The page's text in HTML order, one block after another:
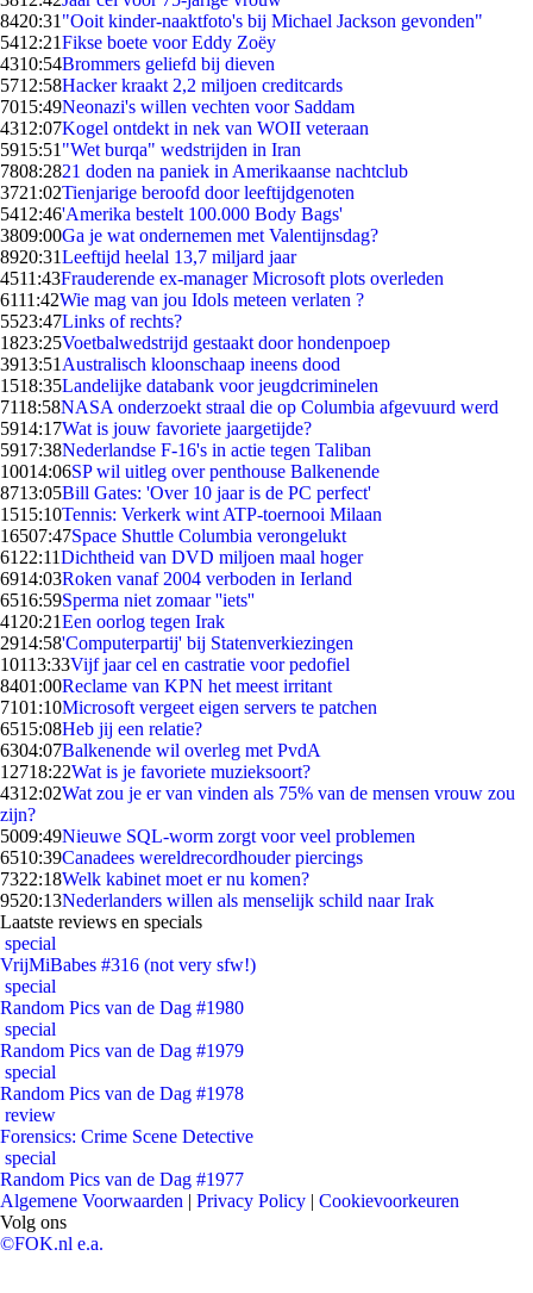
8420:31 "Ooit kinder-naaktfoto's bij Michael Jackson gevonden"
5412:21Fikse boete voor Eddy Zoëy
4310:54Brommers geliefd bij dieven
5712:58Hacker kraakt 2,2 miljoen creditcards
7015:49Neonazi's willen vechten voor Saddam
4312:07Kogel ontdekt in nek van WOII veteraan
5915:51 "Wet burqa" wedstrijden in Iran
7808:2821 doden na paniek in Amerikaanse nachtclub
3721:02Tienjarige beroofd door leeftijdgenoten
5412:46'Amerika bestelt 100.000 Body Bags'
3809:00Ga je wat ondernemen met Valentijnsdag?
8920:31Leeftijd heelal 13,7 miljard jaar
4511:43Frauderende ex-manager Microsoft plots overleden
6111:42Wie mag van jou Idols meteen verlaten ?
5523:47Links of rechts?
1823:25Voetbalwedstrijd gestaakt door hondenpoep
3913:51 Australisch kloonschaap ineens dood
1518:35Landelijke databank voor jeugdcriminelen
7118:58NASA onderzoekt straal die op Columbia afgevuurd werd
5914:17Wat is jouw favoriete jaargetijde?
5917:38Nederlandse F-16's in actie tegen Taliban
10014:06SP wil uitleg over penthouse Balkenende
8713:05Bill Gates: 'Over 10 jaar is de PC perfect'
1515:10Tennis: Verkerk wint ATP-toernooi Milaan
16507:47Space Shuttle Columbia verongelukt
61 22:11Dichtheid van DVD miljoen maal hoger
6914:03Roken vanaf 2004 verboden in Ierland
6516:59Sperma niet zomaar ''iets''
41 20:21Een oorlog tegen Irak
2914:58'Computerpartij' bij Statenverkiezingen
10113:33Vijf jaar cel en castratie voor pedofiel
8401:00Reclame van KPN het meest irritant
7101:10Microsoft vergeet eigen servers te patchen
6515:08Heb jij een relatie?
6304:07Balkenende wil overleg met PvdA
12718:22Wat is je favoriete muzieksoort?
4312:02Wat zou je er van vinden als 75% van de mensen vrouw zou
zijn?
5009:49Nieuwe SQL-worm zorgt voor veel problemen
6510:39Canadees wereldrecordhouder piercings
7322:18Welk kabinet moet er nu komen?
9520:13Nederlanders willen als menselijk schild naar Irak
Laatste reviews en specials
special
VrijMiBabes #316 (not very sfw!)
special
Random Pics van de Dag #1980
special
Random Pics van de Dag #1979
special
Random Pics van de Dag #1978
review
Forensics: Crime Scene Detective
special
Random Pics van de Dag #1977
Algemene Voorwaarden | Privacy Policy | Cookievoorkeuren
Volg ons
©FOK.nl e.a.